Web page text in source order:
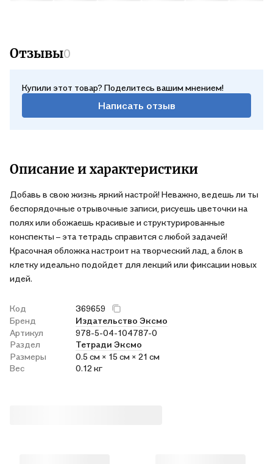
Отзывы0
Купили этот товар? Поделитесь вашим мнением!
Написать отзыв
Описание и характеристики
Добавь в свою жизнь яркий настрой! Неважно, ведешь ли ты
беспорядочные отрывочные записи, рисуешь цветочки на
полях или обожаешь красивые и структурированные
конспекты – эта тетрадь справится с любой задачей!
Красочная обложка настроит на творческий лад, а блок в
клетку идеально подойдет для лекций или фиксации новых
идей.
Код
369659
Бренд
Издательство Эксмо
Артикул
978-5-04-104787-0
Раздел
Тетради Эксмо
Размеры
0.5 см × 15 см × 21 см
Вес
0.12 кг